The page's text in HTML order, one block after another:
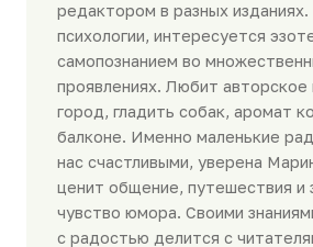
редактором в разных
психологии, интересуется
самопознанием во
проявлениях. Любит авторское
город, гладить собак, аромат
балконе. Именно маленькие
нас счастливыми, уверена
ценит общение, путешествия и
чувство юмора. Своими
с радостью делится с